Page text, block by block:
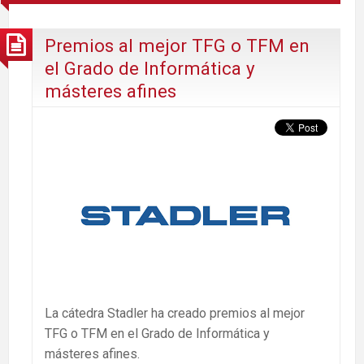
Premios al mejor TFG o TFM en
el Grado de Informática y
másteres afines
La cátedra Stadler ha creado premios al mejor
TFG o TFM en el Grado de Informática y
másteres afines.